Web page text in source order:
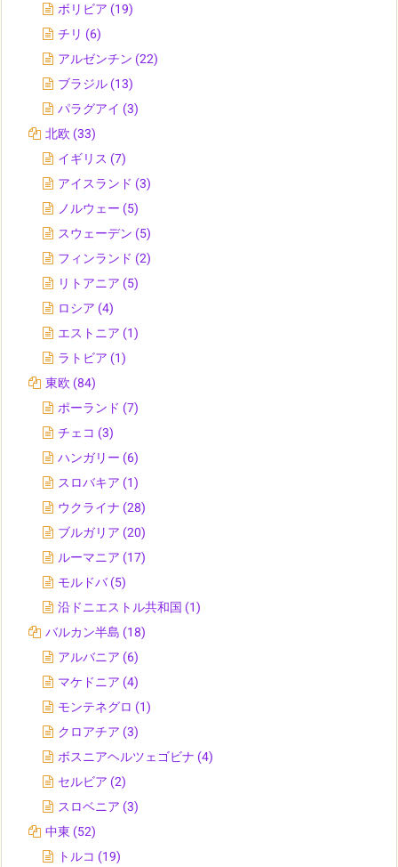
ボリビア (19)
チリ (6)
アルゼンチン (22)
ブラジル (13)
パラグアイ (3)
北欧 (33)
イギリス (7)
アイスランド (3)
ノルウェー (5)
スウェーデン (5)
フィンランド (2)
リトアニア (5)
ロシア (4)
エストニア (1)
ラトビア (1)
東欧 (84)
ポーランド (7)
チェコ (3)
ハンガリー (6)
スロバキア (1)
ウクライナ (28)
ブルガリア (20)
ルーマニア (17)
モルドバ(5)
沿ドニエストル共和国 (1)
バルカン半島 (18)
アルバニア (6)
マケドニア (4)
モンテネグロ (1)
クロアチア (3)
ボスニアヘルツェゴビナ (4)
セルビア (2)
スロベニア (3)
中東 (52)
トルコ (19)